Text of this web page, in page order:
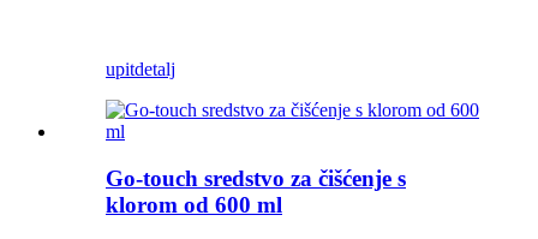
upitdetalj
Go-touch sredstvo za čišćenje s
klorom od 600 ml